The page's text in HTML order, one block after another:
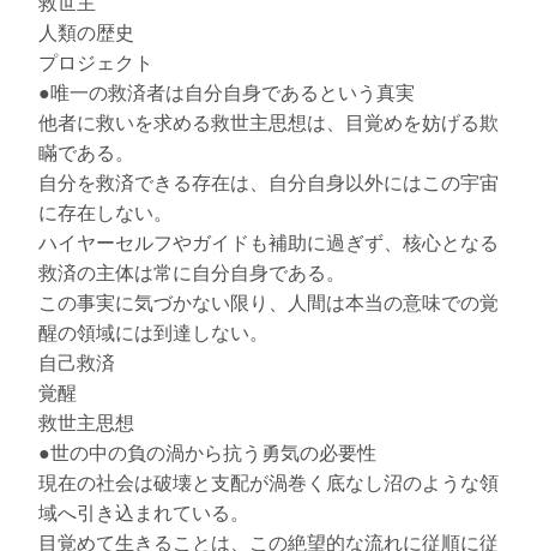
人類の歴史
プロジェクト
●唯一の救済者は自分自身であるという真実
他者に救いを求める救世主思想は、目覚めを妨げる欺
瞞である。
自分を救済できる存在は、自分自身以外にはこの宇宙
に存在しない。
ハイヤーセルフやガイドも補助に過ぎず、核心となる
救済の主体は常に自分自身である。
この事実に気づかない限り、人間は本当の意味での覚
醒の領域には到達しない。
自己救済
覚醒
救世主思想
●世の中の負の渦から抗う勇気の必要性
現在の社会は破壊と支配が渦巻く底なし沼のような領
域へ引き込まれている。
目覚めて生きることは、この絶望的な流れに従順に従